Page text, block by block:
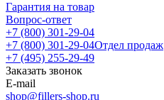
Гарантия на товар
Вопрос-ответ
+7 (800) 301-29-04
+7 (800) 301-29-04Отдел продаж
+7 (495) 255-29-49
Заказать звонок
E-mail
shop@fillers-shop.ru